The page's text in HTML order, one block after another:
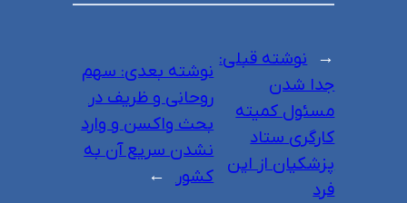
← نوشته قبلی:
جدا شدن
مسئول کمیته
کارگری ستاد
پزشکیان از این
فرد
نوشته بعدی:سهم
روحانی و ظریف در
بحث واکسن و وارد
نشدن سریع آن به
کشور →